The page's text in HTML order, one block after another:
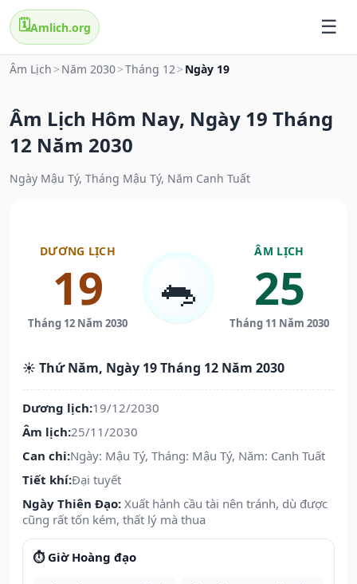
🗓️Amlich.org
Âm Lịch > Năm 2030>Tháng 12> Ngày 19
Âm Lịch Hôm Nay, Ngày 19 Tháng
12 Năm 2030
Ngày Mậu Tý, Tháng Mậu Tý, Năm Canh Tuất
DƯƠNG LỊCH
19
Tháng 12 Năm 2030
🐀
ÂM LỊCH
25
Tháng 11 Năm 2030
☀️ Thứ Năm, Ngày 19 Tháng 12 Năm 2030
Dương lịch:19/12/2030
Âm lịch:25/11/2030
Can chi:Ngày: Mậu Tý, Tháng: Mậu Tý, Năm: Canh Tuất
Tiết khí:Đại tuyết
Ngày Thiên Đạo: Xuất hành cầu tài nên tránh, dù được
cũng rất tốn kém, thất lý mà thua
⏱️ Giờ Hoàng đạo